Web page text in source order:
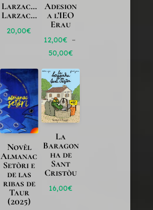
Larzac…
Larzac…
20,00€
Adesion
a l’IEO
Erau
12,00€ –
50,00€Plage
12,00€
à
50,00€
Novèl
Almanac
Setòri e
de las
ribas de
Taur
(2025)
La
Baragon
ha de
Sant
Cristòu
16,00€